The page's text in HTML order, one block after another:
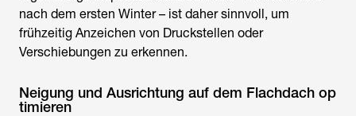
nach dem ersten Winter – ist daher sinnvoll, um
frühzeitig Anzeichen von Druckstellen oder
Verschiebungen zu erkennen.
Neigung und Ausrichtung auf dem Flachdach op
timieren